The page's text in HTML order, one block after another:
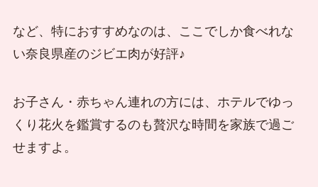
など、特におすすめなのは、ここでしか食べれな
い奈良県産のジビエ肉が好評♪
お子さん・赤ちゃん連れの方には、ホテルでゆっ
くり花火を鑑賞するのも贅沢な時間を家族で過ご
せますよ。